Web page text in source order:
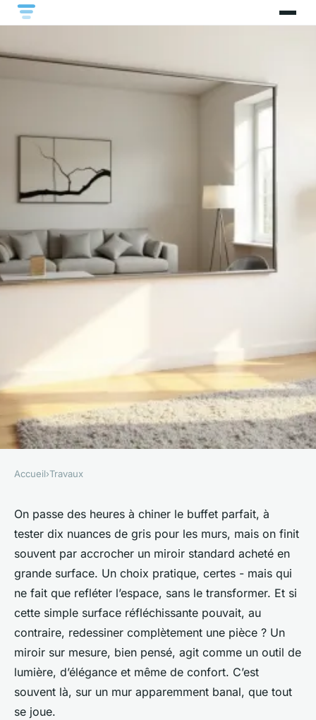
Transformez votre espace avec
un miroir sur mesure en
belgique
Auberte•02/05/2026 10:51•9 min de lecture
Accueil›Travaux
On passe des heures à chiner le buffet parfait, à
tester dix nuances de gris pour les murs, mais on finit
souvent par accrocher un miroir standard acheté en
grande surface. Un choix pratique, certes - mais qui
ne fait que refléter l’espace, sans le transformer. Et si
cette simple surface réfléchissante pouvait, au
contraire, redessiner complètement une pièce ? Un
miroir sur mesure, bien pensé, agit comme un outil de
lumière, d’élégance et même de confort. C’est
souvent là, sur un mur apparemment banal, que tout
se joue.